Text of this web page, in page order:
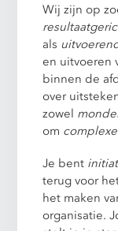
Wij zijn op
als
en uitvoeren
binnen de
over
zowel
om
Je bent
terug voor
het maken
organisatie.